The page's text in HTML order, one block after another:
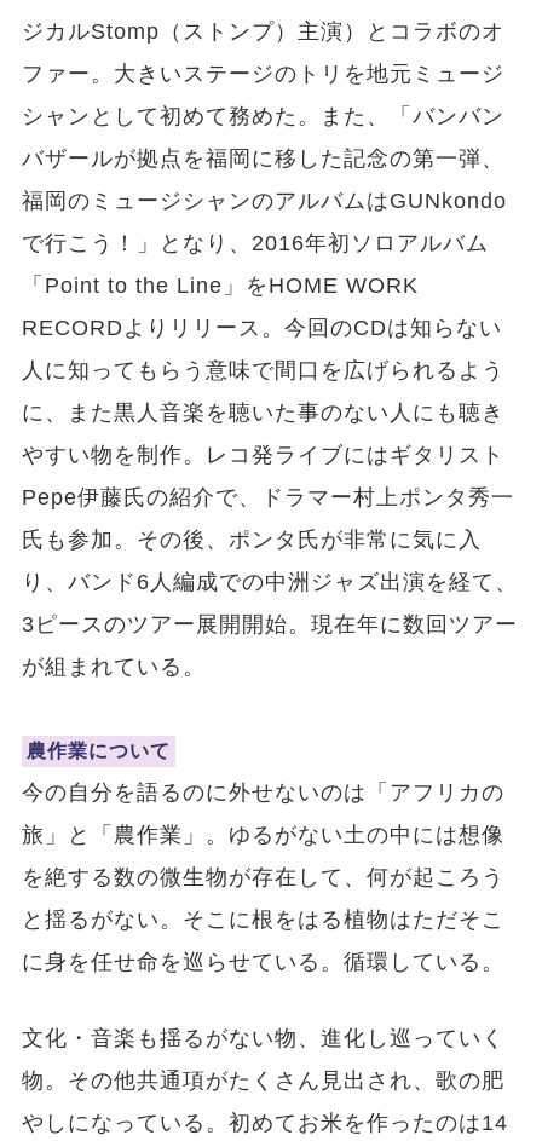
ジカルStomp（ストンプ）主演）とコラボのオ
ファー。大きいステージのトリを地元ミュージ
シャンとして初めて務めた。また、「バンバン
バザールが拠点を福岡に移した記念の第一弾、
福岡のミュージシャンのアルバムはGUNkondo
で行こう！」となり、2016年初ソロアルバム
「Point to the Line」をHOME WORK
RECORDよりリリース。今回のCDは知らない
人に知ってもらう意味で間口を広げられるよう
に、また黒人音楽を聴いた事のない人にも聴き
やすい物を制作。レコ発ライブにはギタリスト
Pepe伊藤氏の紹介で、ドラマー村上ポンタ秀一
氏も参加。その後、ポンタ氏が非常に気に入
り、バンド6人編成での中洲ジャズ出演を経て、
3ピースのツアー展開開始。現在年に数回ツアー
が組まれている。
農作業について
今の自分を語るのに外せないのは「アフリカの
旅」と「農作業」。ゆるがない土の中には想像
を絶する数の微生物が存在して、何が起ころう
と揺るがない。そこに根をはる植物はただそこ
に身を任せ命を巡らせている。循環している。
文化・音楽も揺るがない物、進化し巡っていく
物。その他共通項がたくさん見出され、歌の肥
やしになっている。初めてお米を作ったのは14